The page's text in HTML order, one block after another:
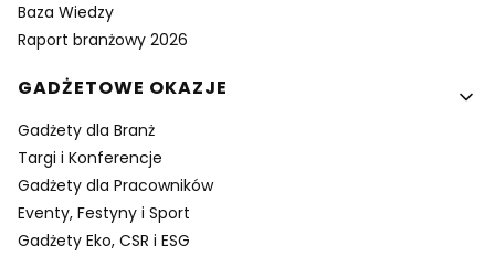
Baza Wiedzy
Raport branżowy 2026
GADŻETOWE OKAZJE
Gadżety dla Branż
Targi i Konferencje
Gadżety dla Pracowników
Eventy, Festyny i Sport
Gadżety Eko, CSR i ESG